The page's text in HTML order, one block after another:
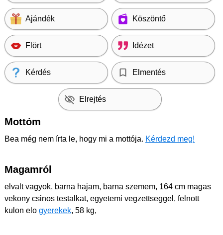
Ajándék Köszöntő
Flört Idézet
Kérdés Elmentés
Elrejtés
Mottóm
Bea még nem írta le, hogy mi a mottója. Kérdezd meg!
Magamról
elvalt vagyok, barna hajam, barna szemem, 164 cm magas
vekony csinos testalkat, egyetemi vegzettseggel, felnott
kulon elo gyerekek, 58 kg,